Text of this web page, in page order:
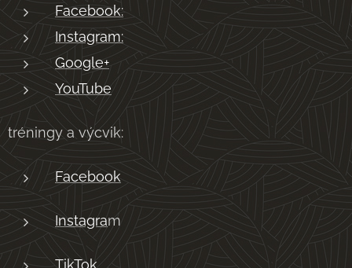
Facebook:
Instagram:
Google+
YouTube
tréningy a výcvik:
Facebook
Instagram
TikTok